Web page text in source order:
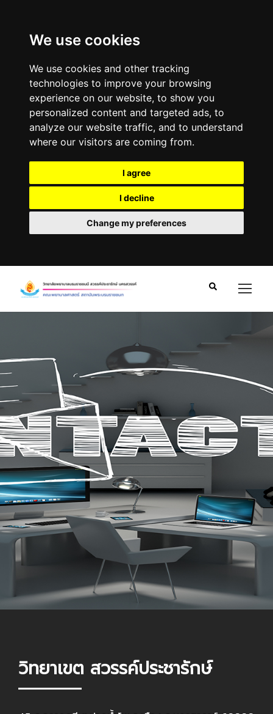
We use cookies
We use cookies and other tracking
technologies to improve your browsing
experience on our website, to show you
personalized content and targeted ads, to
analyze our website traffic, and to understand
where our visitors are coming from.
I agree
I decline
Change my preferences
วิทยาเขต สวรรค์ประชารักษ์